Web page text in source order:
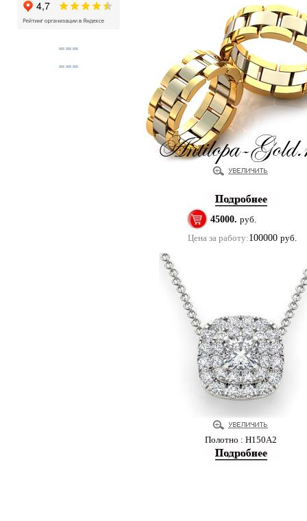
45000. руб.
Цена за работу:100000 руб.
Полотно : Н150А2